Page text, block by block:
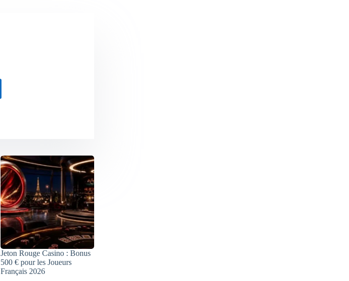
Jeton Rouge Casino : Bonus
500 € pour les Joueurs
Français 2026